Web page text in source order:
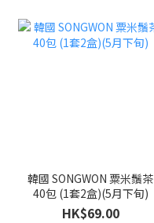
韓國 SONGWON 粟米鬚茶
40包 (1套2盒)(5月下旬)
HK$69.00